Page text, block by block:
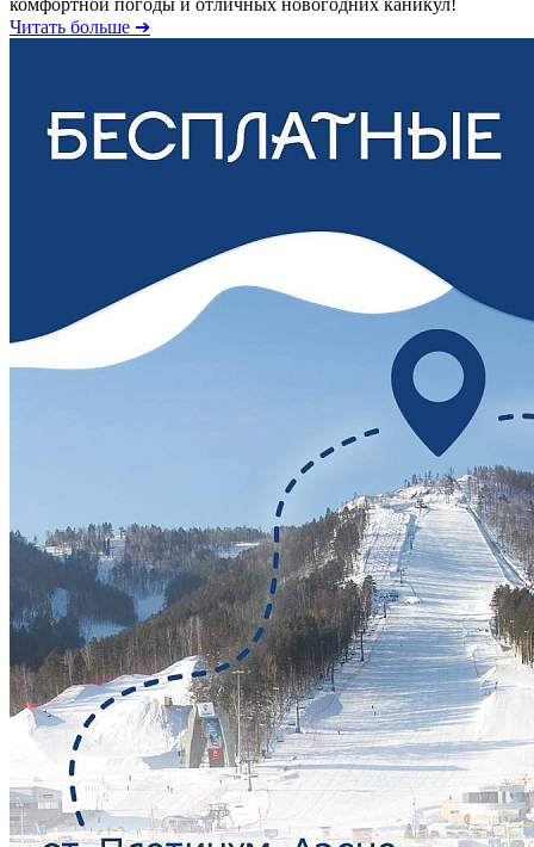
комфортной погоды и отличных новогодних каникул!
Читать больше ➔